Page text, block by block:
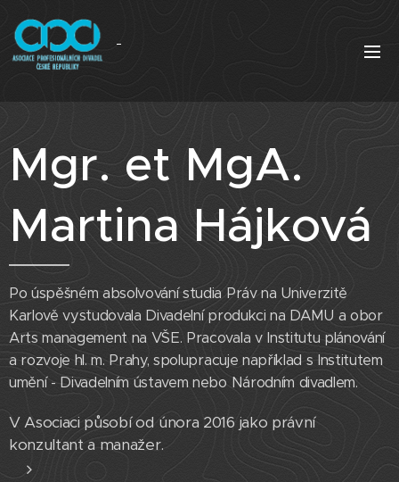
Mgr. et MgA.
Martina Hájková
Po úspěšném absolvování studia Práv na Univerzitě
Karlově vystudovala Divadelní produkci na DAMU a obor
Arts management na VŠE. Pracovala v Institutu plánování
a rozvoje hl. m. Prahy, spolupracuje například s Institutem
umění - Divadelním ústavem nebo Národním divadlem.
V Asociaci působí od února 2016 jako právní
konzultant a manažer.